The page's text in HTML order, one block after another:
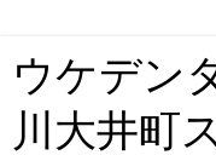
ウケデン
川大井町